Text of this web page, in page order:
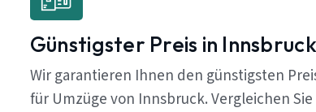
Günstigster Preis in Innsbruck
Wir garantieren Ihnen den günstigsten
für Umzüge von Innsbruck. Vergleichen Sie